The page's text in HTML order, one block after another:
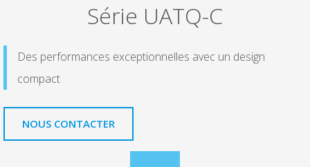
Série UATQ-C
Des performances exceptionnelles avec un design
compact
NOUS CONTACTER